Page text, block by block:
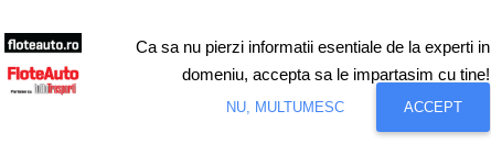
Ca sa nu pierzi informatii esentiale de la experti in
domeniu, accepta sa le impartasim cu tine!
NU, MULTUMESC ACCEPT